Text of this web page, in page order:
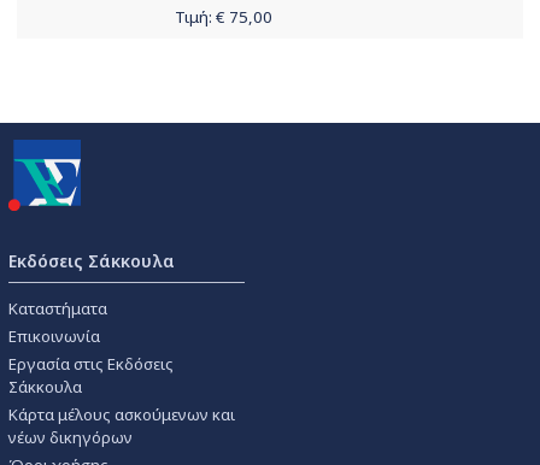
Τιμή: € 75,00
Εκδόσεις Σάκκουλα
Καταστήματα
Επικοινωνία
Εργασία στις Εκδόσεις
Σάκκουλα
Κάρτα μέλους ασκούμενων και
νέων δικηγόρων